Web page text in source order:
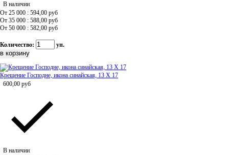
В наличии
От 25 000 : 594,00 руб
От 35 000 : 588,00 руб
От 50 000 : 582,00 руб
Количество: уп.
Крещение Господне, икона синайская, 13 Х 17
600,00 руб
В наличии